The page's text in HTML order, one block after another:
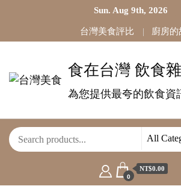
Sun. Aug 9th, 2026
台灣美食評比 廚房的
食在台灣 飲食
為您提供最夸的飲食資
0
NT$0.00